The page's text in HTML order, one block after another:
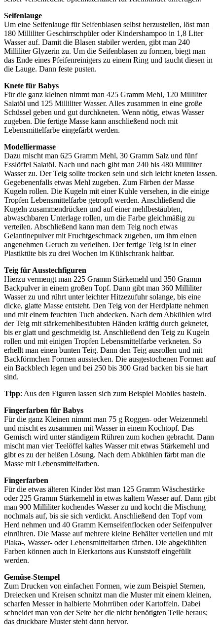
Seifenlauge
Um eine Seifenlauge für Seifenblasen selbst herzustellen, löst man
180 Milliliter Geschirrschpüler oder Kindershampoo in 1,8 Liter
Wasser auf. Damit die Blasen stabiler werden, gibt man 240
Milliliter Glyzerin zu. Um die Seifenblasen zu formen, biegt man
das Ende eines Pfeifenreinigers zu einem Ring und taucht diesen in
die Lauge. Dann feste pusten.
Knete für Babys
Für die ganz kleinen nimmt man 425 Gramm Mehl, 120 Milliliter
Salatöl und 125 Milliliter Wasser. Alles zusammen in eine große
Schüssel geben und gut durchkneten. Wenn nötig, etwas Wasser
zugeben. Die fertige Masse kann anschließend noch mit
Lebensmittelfarbe eingefärbt werden.
Modelliermasse
Dazu mischt man 625 Gramm Mehl, 30 Gramm Salz und fünf
Esslöffel Salatöl. Nach und nach gibt man 240 bis 480 Milliliter
Wasser zu. Der Teig sollte trocken sein und sich leicht kneten lassen.
Gegebenenfalls etwas Mehl zugeben. Zum Färben der Masse
Kugeln rollen. Die Kugeln mit einer Kuhle versehen, in die einige
Tropfen Lebensmittelfarbe getropft werden. Anschließend die
Kugeln zusammendrücken und auf einer mehlbestäubten,
abwaschbaren Unterlage rollen, um die Farbe gleichmäßig zu
verteilen. Abschließend kann man dem Teig noch etwas
Gelantinepulver mit Fruchtgeschmack zugeben, um ihm einen
angenehmen Geruch zu verleihen. Der fertige Teig ist in einer
Plastiktüte bis zu drei Wochen im Kühlschrank haltbar.
Teig für Ausstechfiguren
Hierzu vermengt man 225 Gramm Stärkemehl und 350 Gramm
Backpulver in einem großen Topf. Dann gibt man 360 Milliliter
Wasser zu und rührt unter leichter Hitzezufuhr solange, bis eine
dicke, glatte Masse entsteht. Den Teig von der Herdplatte nehmen
und mit einem feuchten Tuch abdecken. Nach dem Abkühlen wird
der Teig mit stärkemehlbestäubten Händen kräftig durch geknetet,
bis er glatt und geschmeidig ist. Anschließend den Teig zu Kugeln
rollen und mit einigen Tropfen Lebensmittelfarbe verkneten. So
erhellt man einen bunten Teig. Dann den Teig ausrollen und mit
Backförmchen Formen ausstecken. Die ausgestochenen Formen auf
ein Backblech legen und bei 250 bis 300 Grad backen bis sie hart
sind.
Tipp: Aus den Figuren lassen sich zum Beispiel Mobiles basteln.
Fingerfarben für Babys
Für die ganz Kleinen nimmt man 75 g Roggen- oder Weizenmehl
und mischt es zusammen mit Wasser in einem Kochtopf. Das
Gemisch wird unter ständigem Rühren zum kochen gebracht. Dann
mischt man vier Teelöffel kaltes Wasser mit etwas Stärkemehl und
gibt es zu der heißen Lösung. Nach dem Abkühlen färbt man die
Masse mit Lebensmittelfarben.
Fingerfarben
Für die etwas älteren Kinder löst man 125 Gramm Wäschestärke
oder 225 Gramm Stärkemehl in etwas kaltem Wasser auf. Dann gibt
man 900 Milliliter kochendes Wasser zu und kocht die Mischung
nochmals auf, bis sie sich verdickt. Anschließend den Topf vom
Herd nehmen und 40 Gramm Kernseifenflocken oder Seifenpulver
einrühren. Die Masse auf mehrere kleine Behälter verteilen und mit
Plaka-, Wasser- oder Lebensmittelfarben färben. Die abgekühlten
Farben können auch in Eierkartons aus Kunststoff eingefüllt
werden.
Gemüse-Stempel
Zum Drucken von einfachen Formen, wie zum Beispiel Sternen,
Dreiecken und Kreisen schnitzt man die Muster mit einem kleinen,
scharfen Messer in halbierte Mohrrüben oder Kartoffeln. Dabei
schneidet man von der Seite her die nicht benötigten Teile heraus;
das druckbare Muster steht dann hervor.